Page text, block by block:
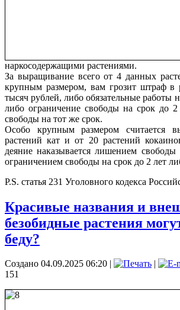
наркосодержащими растениями.
За выращивание всего от 4 данных
крупным размером, вам грозит штраф в
тысяч рублей, либо обязательные работы
либо ограничение свободы на срок до
свободы на тот же срок.
Особо крупным размером считается
растений кат и от 20 растений
деяние наказывается лишением
ограничением свободы на срок до 2 лет
P.S. статья 231 Уголовного кодекса
Красивые названия и
безобидные растения
беду?
Создано 04.09.2025 06:20 | |
151